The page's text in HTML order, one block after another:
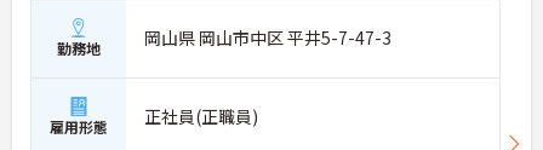
勤務地 岡山県 岡山市中区 平井5-7-47-3
雇用形態 正社員(正職員)